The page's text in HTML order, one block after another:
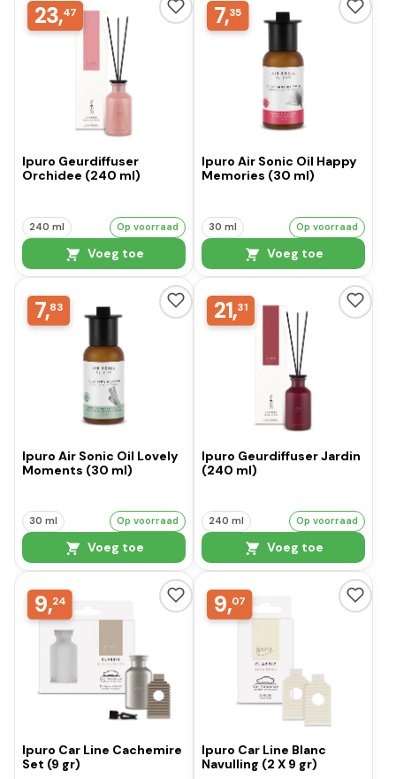
23,47
Ipuro Geurdiffuser
Orchidee (240 ml)
240 ml Op voorraad
Voeg toe
7,35
Ipuro Air Sonic Oil Happy
Memories (30 ml)
30 ml Op voorraad
Voeg toe
7,83
Ipuro Air Sonic Oil Lovely
Moments (30 ml)
30 ml Op voorraad
Voeg toe
21,31
Ipuro Geurdiffuser Jardin
(240 ml)
240 ml Op voorraad
Voeg toe
9,24
Ipuro Car Line Cachemire
Set (9 gr)
9,07
Ipuro Car Line Blanc
Navulling (2 X 9 gr)